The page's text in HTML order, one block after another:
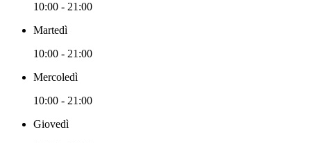
10:00 - 21:00
Martedì
10:00 - 21:00
Mercoledì
10:00 - 21:00
Giovedì